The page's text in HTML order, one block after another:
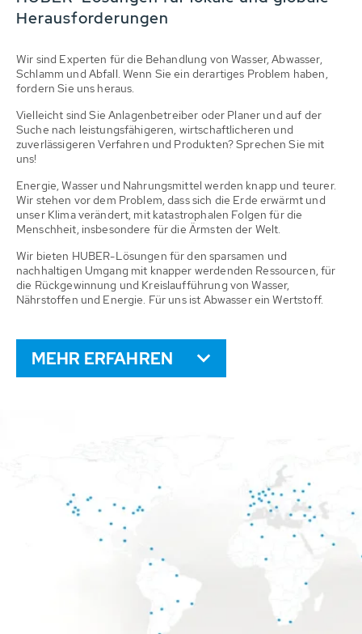
Herausforderungen
Wir sind Experten für die Behandlung von Wasser, Abwasser,
Schlamm und Abfall. Wenn Sie ein derartiges Problem haben,
fordern Sie uns heraus.
Vielleicht sind Sie Anlagenbetreiber oder Planer und auf der
Suche nach leistungsfähigeren, wirtschaftlicheren und
zuverlässigeren Verfahren und Produkten? Sprechen Sie mit
uns!
Energie, Wasser und Nahrungsmittel werden knapp und teurer.
Wir stehen vor dem Problem, dass sich die Erde erwärmt und
unser Klima verändert, mit katastrophalen Folgen für die
Menschheit, insbesondere für die Ärmsten der Welt.
Wir bieten HUBER-Lösungen für den sparsamen und
nachhaltigen Umgang mit knapper werdenden Ressourcen, für
die Rückgewinnung und Kreislaufführung von Wasser,
Nährstoffen und Energie. Für uns ist Abwasser ein Wertstoff.
MEHR ERFAHREN